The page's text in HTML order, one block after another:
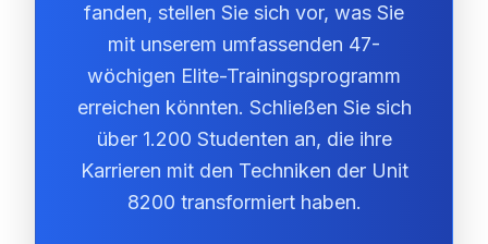
fanden, stellen Sie sich vor, was Sie
mit unserem umfassenden 47-
wöchigen Elite-Trainingsprogramm
erreichen könnten. Schließen Sie sich
über 1.200 Studenten an, die ihre
Karrieren mit den Techniken der Unit
8200 transformiert haben.